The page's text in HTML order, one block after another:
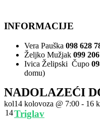
INFORMACIJE
Vera Pauška 098 628
Željko Mužjak 099
Ivica Želipski Čupo
domu)
NADOLAZEĆI
kol
14
14 kolovoza @ 7:00 - 16
Triglav